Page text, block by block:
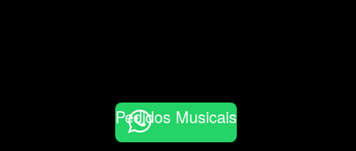
Pedidos Musicais